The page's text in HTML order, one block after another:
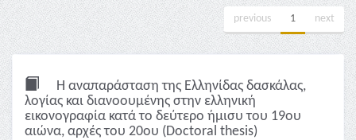
previous 1 next
Η αναπαράσταση της Ελληνίδας δασκάλας,
λoγίας και διανοουμένης στην ελληνική
εικονογραφία κατά το δεύτερο ήμισυ του 19ου
αιώνα, αρχές του 20ου (Doctoral thesis)